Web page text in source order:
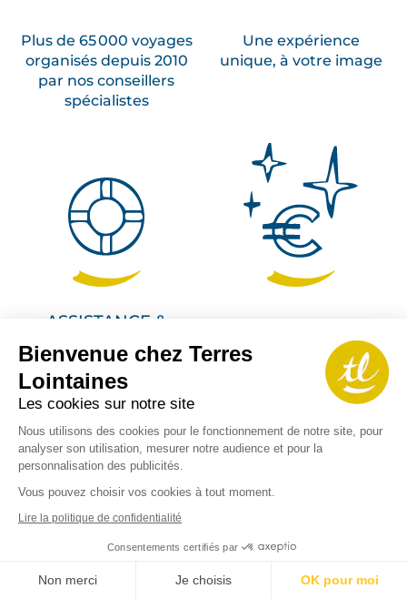
Bienvenue chez Terres
Lointaines
Les cookies sur notre site
Nous utilisons des cookies pour le fonctionnement de notre site, pour
analyser son utilisation, mesurer notre audience et pour la
personnalisation des publicités.
Vous pouvez choisir vos cookies à tout moment.
Lire la politique de confidentialité
Consentements certifiés par
Non merci Je choisis OK pour moi
Plus de 65 000 voyages
organisés depuis 2010
par nos conseillers
spécialistes
Une expérience
unique, à votre image
ASSISTANCE &
L'assurance d'être
accompagné pendant
Des prestations de
qualité au meilleur prix
Inscrivez-vous à
notre newsletter